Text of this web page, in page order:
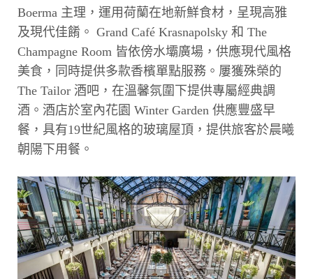
Boerma 主理，運用荷蘭在地新鮮食材，呈現高雅
及現代佳餚。 Grand Café Krasnapolsky 和 The
Champagne Room 皆依傍水壩廣場，供應現代風格
美食，同時提供多款香檳單點服務。屢獲殊榮的
The Tailor 酒吧，在溫馨氛圍下提供專屬經典調
酒。酒店於室內花園 Winter Garden 供應豐盛早
餐，具有19世紀風格的玻璃屋頂，提供旅客於晨曦
朝陽下用餐。